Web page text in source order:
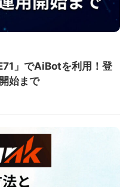
」でAiBotを利用！登
始まで